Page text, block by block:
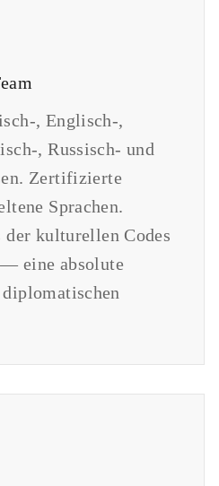
, Englisch-,
, Russisch- und
Zertifizierte
Sprachen.
der kulturellen Codes
eine absolute